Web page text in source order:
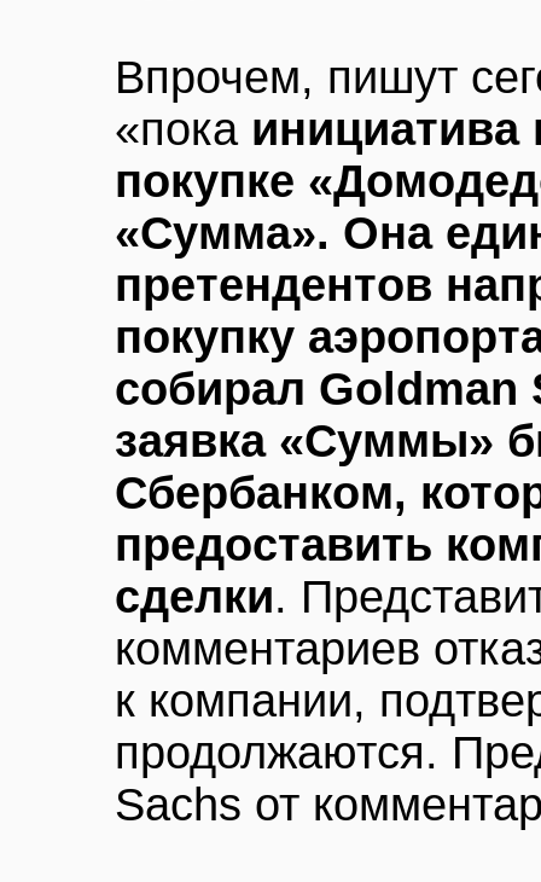
Впрочем, пишут
«пока инициатива
покупке
«Сумма». Она
претендентов
покупку
собирал Goldman
заявка «Суммы»
Сбербанком,
предоставить
сделки.
комментариев
к компании,
продолжаются.
Sachs от